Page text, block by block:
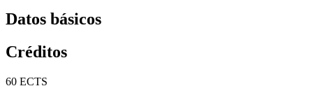
Datos básicos
Créditos
60 ECTS